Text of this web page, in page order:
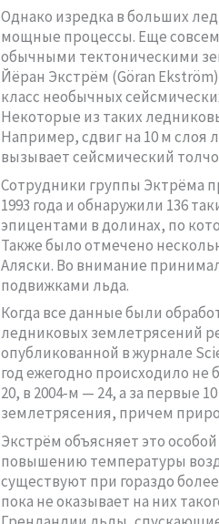
Однако изредка в больших
мощные процессы. Еще
обычными тектоническими
Йёран Экстрём (Göran
класс необычных
Некоторые из таких
Например, сдвиг на 10 м
вызывает сейсмический
Сотрудники группы Эктрёма
1993 года и обнаружили 136
эпицентами в долинах, по
Также было отмечено
Аляски. Во внимание
подвижками льда.
Когда все данные были
ледниковых землетрясений
опубликованной в журнале
год ежегодно происходило не
20, в 2004-м — 24, а за первые
землетрясения, причем
Экстрём объясняет это
повышению температуры
существуют при гораздо
пока не оказывает на них